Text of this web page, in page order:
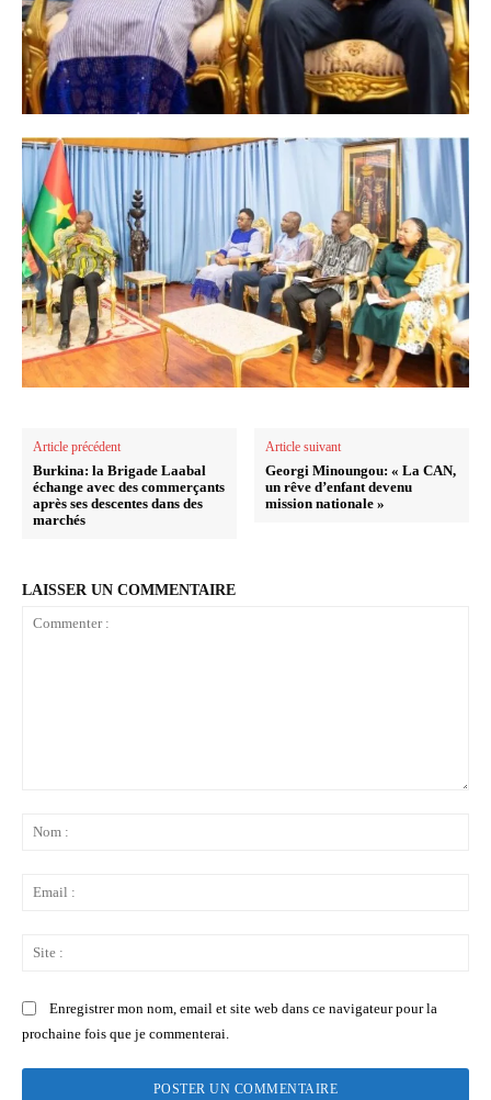
Article précédent
Burkina: la Brigade Laabal
échange avec des commerçants
après ses descentes dans des
marchés
Article suivant
Georgi Minoungou: « La CAN,
un rêve d’enfant devenu
mission nationale »
LAISSER UN COMMENTAIRE
Enregistrer mon nom, email et site web dans ce navigateur pour la
prochaine fois que je commenterai.